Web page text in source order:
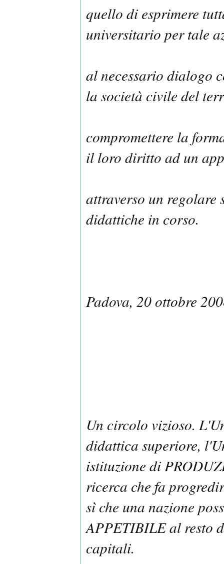
quello di esprimere
universitario per tale
al necessario dialogo
la società civile del
compromettere la
il loro diritto ad un
attraverso un
didattiche in corso.
Padova, 20 ottobre
Un circolo vizioso.
didattica superiore,
istituzione di
ricerca che fa
sì che una nazione
APPETIBILE al resto
capitali.